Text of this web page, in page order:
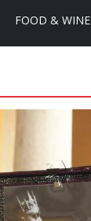
FOOD & WINE